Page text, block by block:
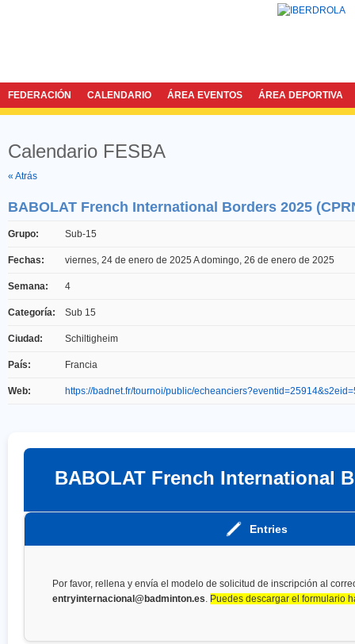
FEDERACIÓN CALENDARIO ÁREA EVENTOS ÁREA DEPORTIVA
Calendario FESBA
« Atrás
BABOLAT French International Borders 2025
Grupo: Sub-15
Fechas: viernes, 24 de enero de 2025 Adomingo, 26 de enero de 2025
Semana: 4
Categoría: Sub 15
Ciudad: Schiltigheim
País: Francia
Web: https://badnet.fr/tournoi/public/
BABOLAT French International
Entries
Por favor, rellena y envía el modelo de solicitud de inscripción al
entryinternacional@badminton.es. Puedes descargar el formulario